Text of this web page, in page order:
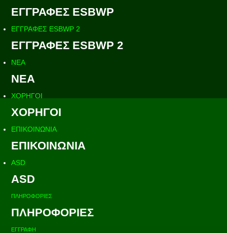
ΕΓΓΡΑΦΕΣ ESBWP
ΕΓΓΡΑΦΕΣ ESBWP 2
ΕΓΓΡΑΦΕΣ ESBWP 2
ΝΕΑ
ΝΕΑ
ΧΟΡΗΓΟΙ
ΧΟΡΗΓΟΙ
ΕΠΙΚΟΙΝΩΝΙΑ
ΕΠΙΚΟΙΝΩΝΙΑ
ASD
ASD
ΠΛΗΡΟΦΟΡΙΕΣ
ΠΛΗΡΟΦΟΡΙΕΣ
ΕΓΓΡΑΦΗ